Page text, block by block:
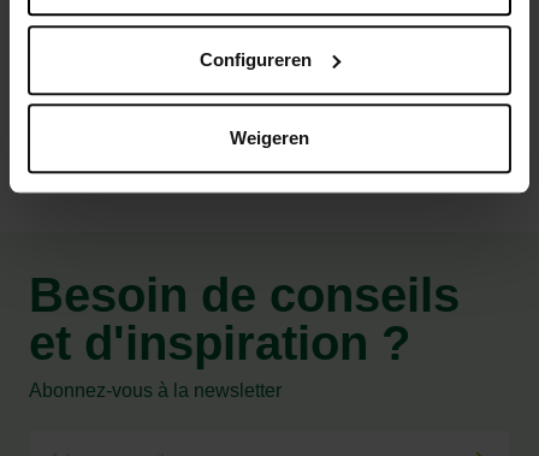
Configureren
Weigeren
Besoin de conseils
et d'inspiration ?
Abonnez-vous à la newsletter